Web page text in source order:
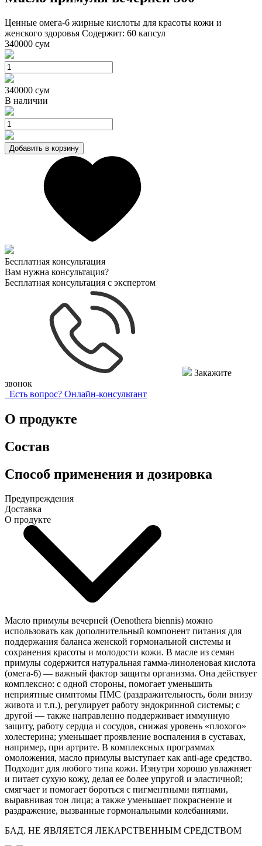
Ценные омега-6 жирные кислоты для красоты кожи и
женского здоровья Содержит: 60 капсул
340000 сум
340000 сум
В наличии
Добавить в корзину
Бесплатная консультация
Вам нужна консультация?
Бесплатная консультация с экспертом
Закажите
звонок
Есть вопрос? Онлайн-консультант
О продукте
Состав
Способ применения и дозировка
Предупреждения
Доставка
О продукте
Масло примулы вечерней (Oenothera biennis) можно
использовать как дополнительный компонент питания для
поддержания баланса женской гормональной системы и
сохранения красоты и молодости кожи. В масле из семян
примулы содержится натуральная гамма-линоленовая кислота
(омега-6) — важный фактор защиты организма. Она действует
комплексно: с одной стороны, помогает уменьшить
неприятные симптомы ПМС (раздражительность, боли внизу
живота и т.п.), регулирует работу эндокринной системы; с
другой — также направленно поддерживает иммунную
защиту, работу сердца и сосудов, снижая уровень «плохого»
холестерина; уменьшает проявление воспаления в суставах,
например, при артрите. В комплексных программах
омоложения, масло примулы выступает как anti-age средство.
Подходит для любого типа кожи. Изнутри хорошо увлажняет
и питает сухую кожу, делая ее более упругой и эластичной;
смягчает и помогает бороться с пигментными пятнами,
выравнивая тон лица; а также уменьшает покраснение и
раздражение, вызванные гормональными колебаниями.
БАД. НЕ ЯВЛЯЕТСЯ ЛЕКАРСТВЕННЫМ СРЕДСТВОМ